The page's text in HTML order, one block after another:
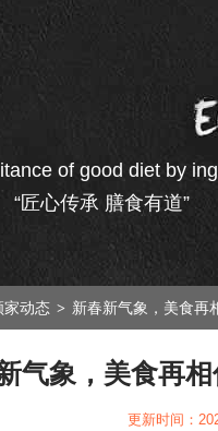
of good diet by
“匠心传承 膳食有道”
家动态 > 新春新气象，美食再
气象，美食再
更新时间：